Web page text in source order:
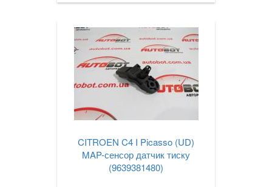
CITROEN C4 I Picasso (UD)
MAP-сенсор датчик тиску
(9639381480)